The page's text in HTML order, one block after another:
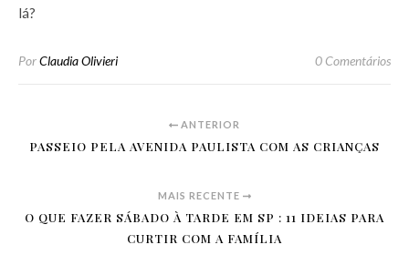
lá?
PorClaudia Olivieri 0 Comentários
ANTERIOR
PASSEIO PELA AVENIDA PAULISTA COM AS CRIANÇAS
MAIS RECENTE
O QUE FAZER SÁBADO À TARDE EM SP : 11 IDEIAS PARA
CURTIR COM A FAMÍLIA